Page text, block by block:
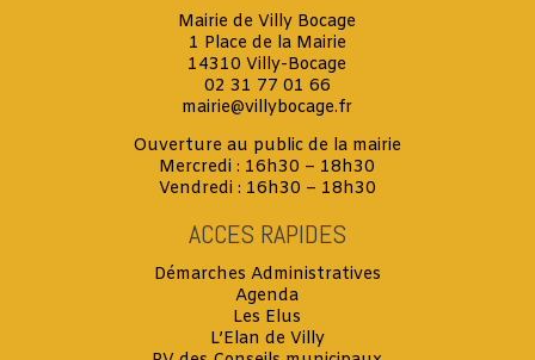
Mairie de Villy Bocage
1 Place de la Mairie
14310 Villy-Bocage
02 31 77 01 66
mairie@villybocage.fr
Ouverture au public de la mairie
Mercredi : 16h30 – 18h30
Vendredi : 16h30 – 18h30
ACCES RAPIDES
Démarches Administratives
Agenda
Les Elus
L’Elan de Villy